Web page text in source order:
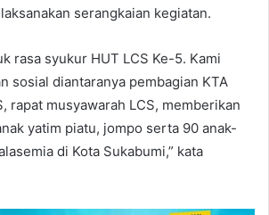
serangkaian kegiatan.
rasa syukur HUT LCS Ke-5. Kami
sosial diantaranya pembagian KTA
rapat musyawarah LCS, memberikan
yatim piatu, jompo serta 90 anak-
di Kota Sukabumi,” kata